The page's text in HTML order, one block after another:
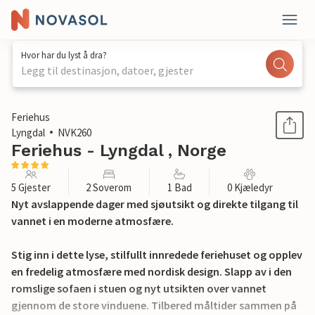
Hvor har du lyst å dra?
Legg til destinasjon, datoer, gjester
1 / 20
Feriehus
Lyngdal
NVK260
Feriehus - Lyngdal , Norge
5 Gjester 2 Soverom 1 Bad 0 Kjæledyr
Nyt avslappende dager med sjøutsikt og direkte tilgang til
vannet i en moderne atmosfære.
Stig inn i dette lyse, stilfullt innredede feriehuset og opplev
en fredelig atmosfære med nordisk design. Slapp av i den
romslige sofaen i stuen og nyt utsikten over vannet
gjennom de store vinduene. Tilbered måltider sammen på